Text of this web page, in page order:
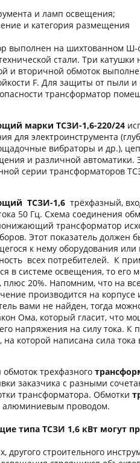
и ламп освещения;
и категория размещения
выполнен на шихтованном Ш-
стали. Три
и вторичной обмоток
F. Для защиты от пыли и
трансформатор
марки ТСЗИ-1,6-220/24
для электроинструмента
вибраторы и др.),
и различной автоматики.
серии трансформаторов
ТСЗИ-1,6 трёхфазный,
50 Гц. Схема соединения
трансформатор
Этот показатель должен
к нему оборудования или
всех потребителей. К
в системе освещения, то его
20%. Напомним, что на
производится на
вами не найден, тогда
Ома, который гласит, что
напряжения на силу тока. К
которой написана сила
трехфазного
заказчика с разными
трансформатора. Обмотки
алюминиевым проводом.
типа ТСЗИ 1,6 кВт могут
другого строительного